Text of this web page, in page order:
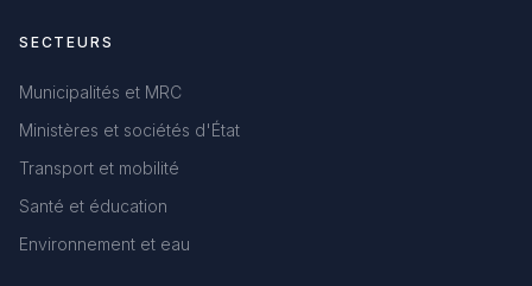
SECTEURS
Municipalités et MRC
Ministères et sociétés d'État
Transport et mobilité
Santé et éducation
Environnement et eau